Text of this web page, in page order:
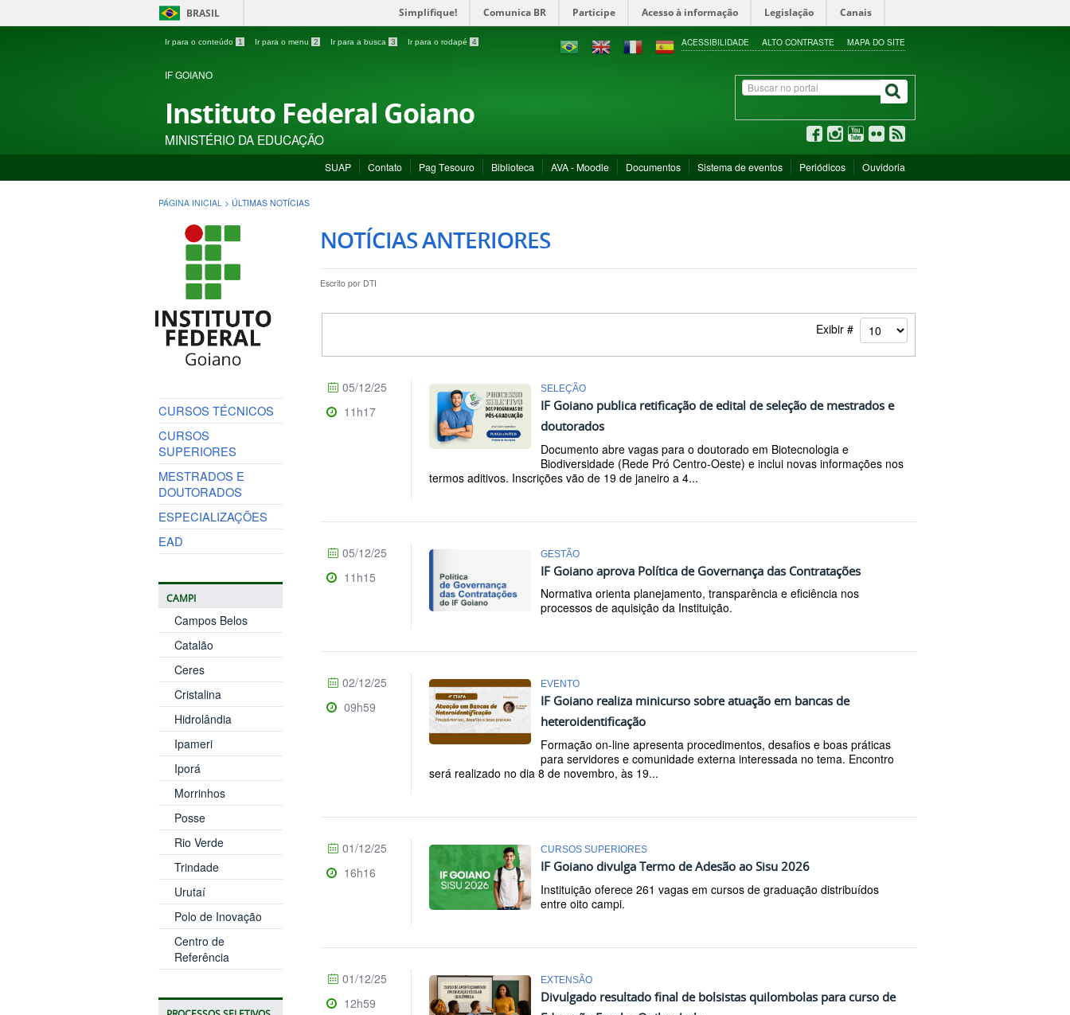
BRASIL Simplifique! Comunica BR Participe Acesso à informação Legislação Canais
Ir para o conteúdo 1 Ir para o menu 2 Ir para a busca 3 Ir para o rodapé 4 ACESSIBILIDADE ALTO CONTRASTE MAPA DO SITE
IF GOIANO
Instituto Federal Goiano
MINISTÉRIO DA EDUCAÇÃO
SUAP Contato Pag Tesouro Biblioteca AVA - Moodle Documentos Sistema de eventos Periódicos Ouvidoria
PÁGINA INICIAL > ÚLTIMAS NOTÍCIAS
CURSOS TÉCNICOS
CURSOS
SUPERIORES
MESTRADOS E
DOUTORADOS
ESPECIALIZAÇÕES
EAD
CAMPI
Campos Belos
Catalão
Ceres
Cristalina
Hidrolândia
Ipameri
Iporá
Morrinhos
Posse
Rio Verde
Trindade
Urutaí
Polo de Inovação
Centro de
Referência
NOTÍCIAS ANTERIORES
Escrito por DTI
Exibir #
SELEÇÃO
IF Goiano publica retificação de edital de seleção de mestrados e
doutorados
Documento abre vagas para o doutorado em Biotecnologia e
Biodiversidade (Rede Pró Centro-Oeste) e inclui novas informações nos
termos aditivos. Inscrições vão de 19 de janeiro a 4...
05/12/25
11h17
GESTÃO
IF Goiano aprova Política de Governança das Contratações
Normativa orienta planejamento, transparência e eficiência nos
processos de aquisição da Instituição.
05/12/25
11h15
EVENTO
IF Goiano realiza minicurso sobre atuação em bancas de
heteroidentificação
Formação on-line apresenta procedimentos, desafios e boas práticas
para servidores e comunidade externa interessada no tema. Encontro
será realizado no dia 8 de novembro, às 19...
02/12/25
09h59
CURSOS SUPERIORES
IF Goiano divulga Termo de Adesão ao Sisu 2026
Instituição oferece 261 vagas em cursos de graduação distribuídos
entre oito campi.
01/12/25
16h16
EXTENSÃO
Divulgado resultado final de bolsistas quilombolas para curso de
01/12/25
12h59